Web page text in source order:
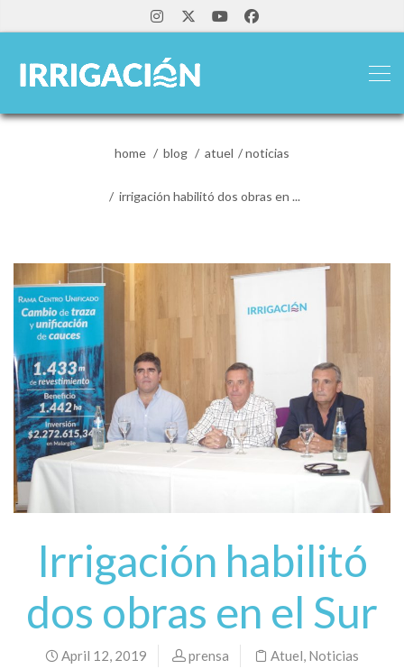
home blog atuel noticias
irrigación habilitó dos obras en ...
Irrigación habilitó
dos obras en el Sur
April 12, 2019 prensa Atuel, Noticias